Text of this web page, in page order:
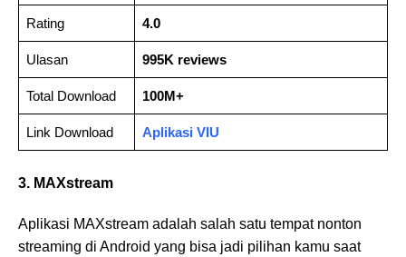
Rating 4.0
Ulasan 995K reviews
Total Download 100M+
Link Download Aplikasi VIU
3. MAXstream
Aplikasi MAXstream adalah salah satu tempat nonton
streaming di Android yang bisa jadi pilihan kamu saat